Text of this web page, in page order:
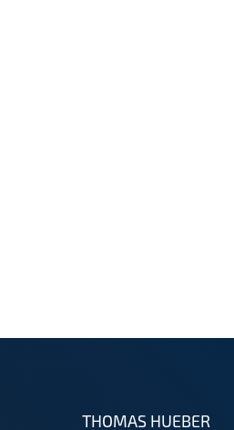
THOMAS HUEBER